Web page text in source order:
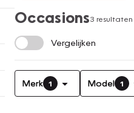
Occasions3 resultaten
Vergelijken
Merk 1 Model 1